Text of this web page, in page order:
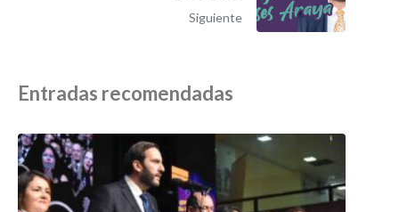
Siguiente
Entradas recomendadas